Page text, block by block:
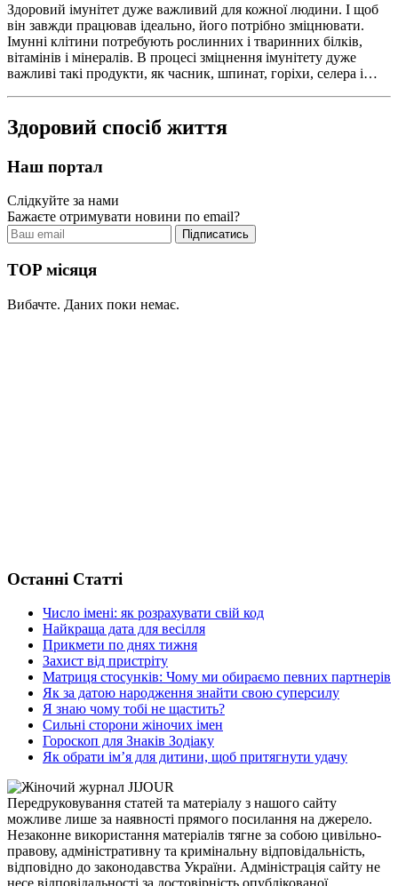
Здоровий імунітет дуже важливий для кожної людини. І щоб
він завжди працював ідеально, його потрібно зміцнювати.
Імунні клітини потребують рослинних і тваринних білків,
вітамінів і мінералів. В процесі зміцнення імунітету дуже
важливі такі продукти, як часник, шпинат, горіхи, селера і…
Здоровий спосіб життя
Наш портал
Слідкуйте за нами
Бажаєте отримувати новини по email?
TOP місяця
Вибачте. Даних поки немає.
Останні Статті
Число імені: як розрахувати свій код
Найкраща дата для весілля
Прикмети по днях тижня
Захист від пристріту
Матриця стосунків: Чому ми обираємо певних партнерів
Як за датою народження знайти свою суперсилу
Я знаю чому тобі не щастить?
Сильні сторони жіночих імен
Гороскоп для Знаків Зодіаку
Як обрати ім’я для дитини, щоб притягнути удачу
Передруковування статей та матеріалу з нашого сайту
можливе лише за наявності прямого посилання на джерело.
Незаконне використання матеріалів тягне за собою цивільно-
правову, адміністративну та кримінальну відповідальність,
відповідно до законодавства України. Адміністрація сайту не